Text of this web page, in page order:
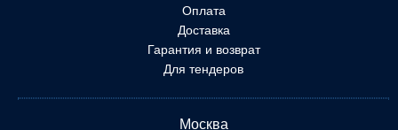
Оплата
Доставка
Гарантия и возврат
Для тендеров
Москва